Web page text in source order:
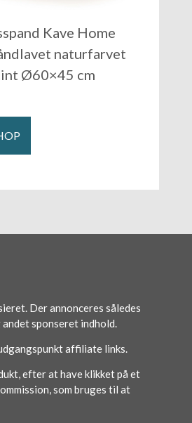
Kave Home
naturfarvet
Ø60×45 cm
Der annonceres således
sponseret indhold.
affiliate links.
efter at have klikket på et
som bruges til at